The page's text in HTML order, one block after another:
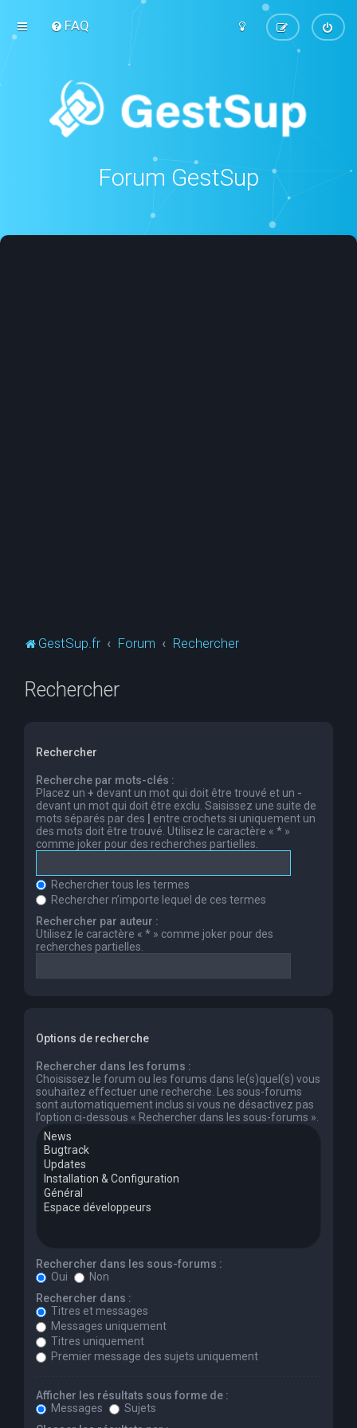
FAQ
Forum GestSup
GestSup.fr Forum Rechercher
Rechercher
Rechercher
Recherche par mots-clés :
Placez un + devant un mot qui doit être trouvé et un -
devant un mot qui doit être exclu. Saisissez une suite de
mots séparés par des | entre crochets si uniquement un
des mots doit être trouvé. Utilisez le caractère « * »
comme joker pour des recherches partielles.
Rechercher tous les termes
Rechercher n’importe lequel de ces termes
Rechercher par auteur :
Utilisez le caractère « * » comme joker pour des
recherches partielles.
Options de recherche
Rechercher dans les forums :
Choisissez le forum ou les forums dans le(s)quel(s) vous
souhaitez effectuer une recherche. Les sous-forums
sont automatiquement inclus si vous ne désactivez pas
l’option ci-dessous « Rechercher dans les sous-forums ».
Rechercher dans les sous-forums :
Oui
Non
Rechercher dans :
Titres et messages
Messages uniquement
Titres uniquement
Premier message des sujets uniquement
Afficher les résultats sous forme de :
Messages
Sujets